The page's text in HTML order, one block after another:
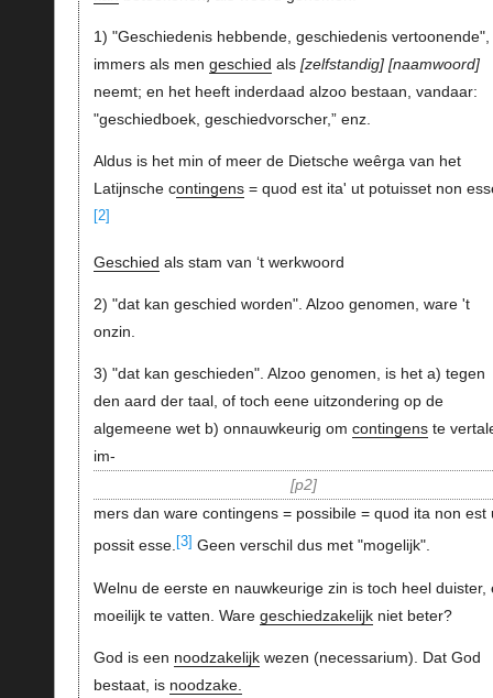
1) "Geschiedenis hebbende, geschiedenis vertoonende",
immers als men geschied als zelfstandig
naamwoord
neemt; en het heeft inderdaad alzoo bestaan, vandaar:
"geschiedboek, geschiedvorscher,” enz.
Aldus is het min of meer de Dietsche weêrga van het
Latijnsche contingens= quod est ita' ut potuisset non
[2]
Geschied als stam van ‘t werkwoord
2) "dat kan geschied worden". Alzoo genomen, ware 't
onzin.
3) "dat kan geschieden". Alzoo genomen, is het a) tegen
den aard der taal, of toch eene uitzondering op de
algemeene wet b) onnauwkeurig om contingenste
im-
p2
mers dan ware contingens = possibile = quod ita non est
possit esse. [3] Geen verschil dus met "mogelijk".
Welnu de eerste en nauwkeurige zin is toch heel duister,
moeilijk te vatten. Ware geschiedzakelijkniet beter?
God is een noodzakelijkwezen (necessarium). Dat God
bestaat, is noodzake.